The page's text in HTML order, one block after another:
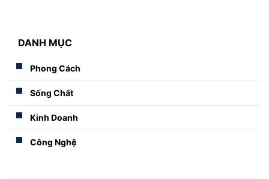
DANH MỤC
Phong Cách
Sống Chất
Kinh Doanh
Công Nghệ